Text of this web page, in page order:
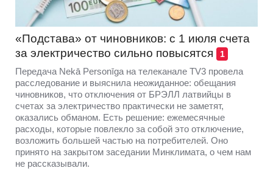
«Подстава» от чиновников: с 1 июля счета
за электричество сильно повысятся
1
Передача Nekā Personīga на телеканале TV3 провела
расследование и выяснила неожиданное: обещания
чиновников, что отключения от БРЭЛЛ латвийцы в
счетах за электричество практически не заметят,
оказались обманом. Есть решение: ежемесячные
расходы, которые повлекло за собой это отключение,
возложить большей частью на потребителей. Оно
принято на закрытом заседании Минклимата, о чем нам
не рассказывали.